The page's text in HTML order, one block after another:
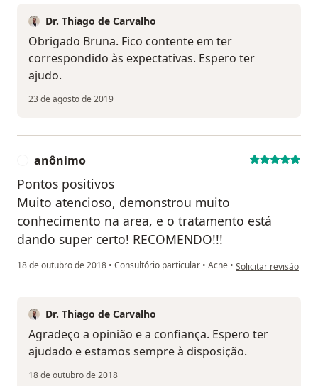
Dr. Thiago de Carvalho
Obrigado Bruna. Fico contente em ter
correspondido às expectativas. Espero ter
ajudo.
23 de agosto de 2019
anônimo
Pontos positivos
Muito atencioso, demonstrou muito
conhecimento na area, e o tratamento está
dando super certo! RECOMENDO!!!
18 de outubro de 2018 • Consultório particular • Acne • na opinião do
Solicitar revisão
Dr. Thiago de Carvalho
Agradeço a opinião e a confiança. Espero ter
ajudado e estamos sempre à disposição.
18 de outubro de 2018